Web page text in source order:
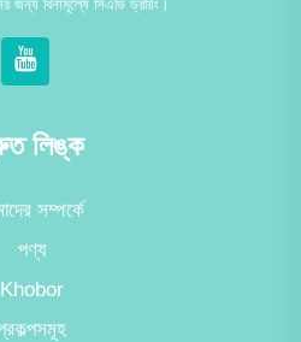
জন্য বিনামূল্যে সিএডি ড্রয়িং।
লিঙ্ক
সম্পর্কে
পণ্য
Khobor